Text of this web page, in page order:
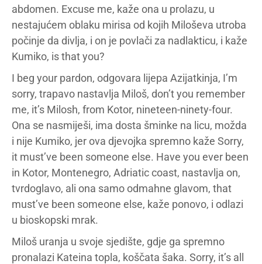
abdomen. Excuse me, kaže ona u prolazu, u
nestajućem oblaku mirisa od kojih Miloševa utroba
počinje da divlja, i on je povlači za nadlakticu, i kaže
Kumiko, is that you?
I beg your pardon, odgovara lijepa Azijatkinja, I’m
sorry, trapavo nastavlja Miloš, don’t you remember
me, it’s Milosh, from Kotor, nineteen-ninety-four.
Ona se nasmiješi, ima dosta šminke na licu, možda
i nije Kumiko, jer ova djevojka spremno kaže Sorry,
it must’ve been someone else. Have you ever been
in Kotor, Montenegro, Adriatic coast, nastavlja on,
tvrdoglavo, ali ona samo odmahne glavom, that
must’ve been someone else, kaže ponovo, i odlazi
u bioskopski mrak.
Miloš uranja u svoje sjedište, gdje ga spremno
pronalazi Kateina topla, koščata šaka. Sorry, it’s all